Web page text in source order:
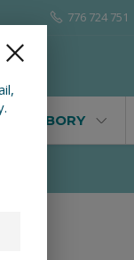
776 724 751
SOUBORY